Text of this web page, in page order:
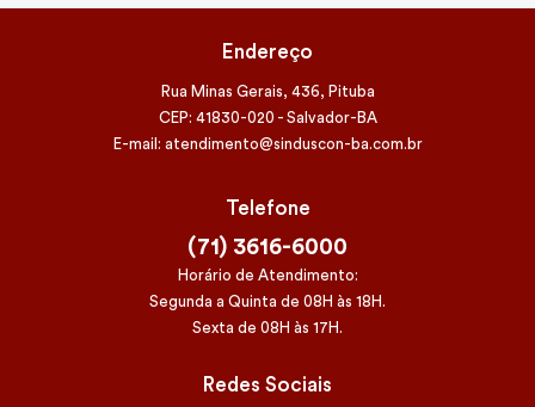
Endereço
Rua Minas Gerais, 436, Pituba
CEP: 41830-020 - Salvador-BA
E-mail: atendimento@sinduscon-ba.com.br
Telefone
(71) 3616-6000
Horário de Atendimento:
Segunda a Quinta de 08H às 18H.
Sexta de 08H às 17H.
Redes Sociais